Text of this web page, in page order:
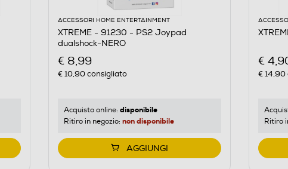
ACCESSORI HOME ENTERTAINMENT
XTREME - 91230 - PS2 Joypad
dualshock-NERO
€ 8,99
€ 10,90consigliato
Acquisto online: disponibile
Ritiro in negozio: non disponibile
AGGIUNGI
€
€ 14,90
Ritiro